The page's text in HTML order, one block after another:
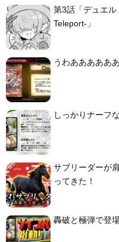
第3話「デュエ
Teleport-」
うわあああああ
しっかりナーフ
サブリーダーが
ってきた！
轟破と極弾で登